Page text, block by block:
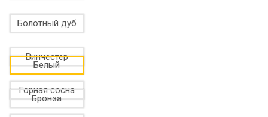
Болотный дуб
Винчестер
Горная сосна
Белый
Бронза